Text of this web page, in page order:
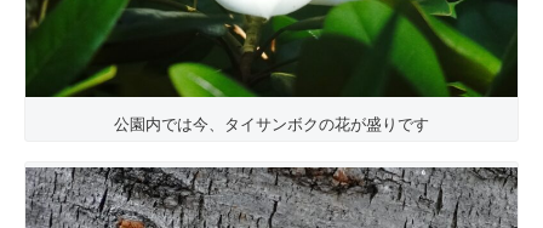
公園内では今、タイサンボクの花が盛りです